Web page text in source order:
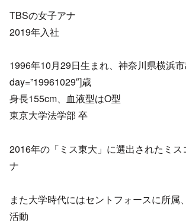
TBSの女子アナ
2019年入社
1996年10月29日生まれ、神奈川県横浜
day=”19961029″]歳
身長155cm、血液型はO型
東京大学法学部 卒
2016年の「ミス東大」に選出されたミス
ナ
また大学時代にはセントフォースに所属
活動